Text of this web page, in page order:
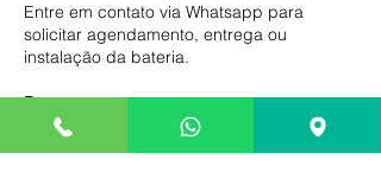
Entre em contato via Whatsapp para
solicitar agendamento, entrega ou
instalação da bateria.
Pague somente na entrega
Compre com segurança, efetue o